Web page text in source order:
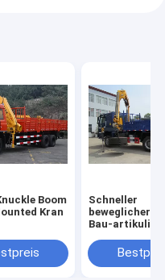
Boom
Kran
Schneller
beweglicher
Bau-
SQ5ZK3Q MIT
CER